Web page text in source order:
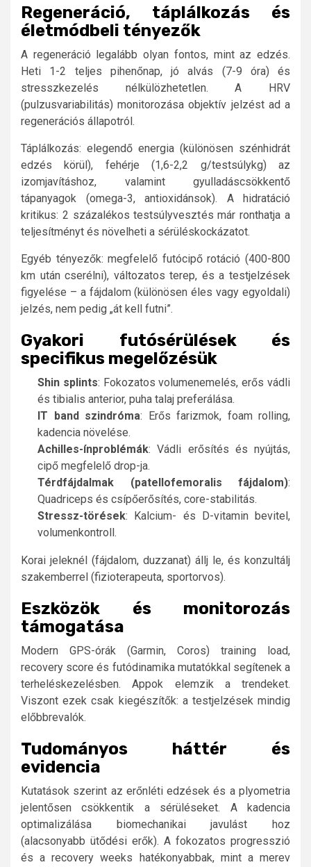
Regeneráció, táplálkozás és
életmódbeli tényezők
A regeneráció legalább olyan fontos, mint az edzés.
Heti 1-2 teljes pihenőnap, jó alvás (7-9 óra) és
stresszkezelés nélkülözhetetlen. A HRV
(pulzusvariabilitás) monitorozása objektív jelzést ad a
regenerációs állapotról.
Táplálkozás: elegendő energia (különösen szénhidrát
edzés körül), fehérje (1,6-2,2 g/testsúlykg) az
izomjavításhoz, valamint gyulladáscsökkentő
tápanyagok (omega-3, antioxidánsok). A hidratáció
kritikus: 2 százalékos testsúlyvesztés már ronthatja a
teljesítményt és növelheti a sérüléskockázatot.
Egyéb tényezők: megfelelő futócipő rotáció (400-800
km után cserélni), változatos terep, és a testjelzések
figyelése – a fájdalom (különösen éles vagy egyoldali)
jelzés, nem pedig „át kell futni”.
Gyakori futósérülések és
specifikus megelőzésük
Shin splints: Fokozatos volumenemelés, erős vádli
és tibialis anterior, puha talaj preferálása.
IT band szindróma: Erős farizmok, foam rolling,
kadencia növelése.
Achilles-ínproblémák: Vádli erősítés és nyújtás,
cipő megfelelő drop-ja.
Térdfájdalmak (patellofemoralis fájdalom):
Quadriceps és csípőerősítés, core-stabilitás.
Stressz-törések: Kalcium- és D-vitamin bevitel,
volumenkontroll.
Korai jeleknél (fájdalom, duzzanat) állj le, és konzultálj
szakemberrel (fizioterapeuta, sportorvos).
Eszközök és monitorozás
támogatása
Modern GPS-órák (Garmin, Coros) training load,
recovery score és futódinamika mutatókkal segítenek a
terheléskezelésben. Appok elemzik a trendeket.
Viszont ezek csak kiegészítők: a testjelzések mindig
előbbrevalók.
Tudományos háttér és
evidencia
Kutatások szerint az erőnléti edzések és a plyometria
jelentősen csökkentik a sérüléseket. A kadencia
optimalizálása biomechanikai javulást hoz
(alacsonyabb ütődési erők). A fokozatos progresszió
és a recovery weeks hatékonyabbak, mint a merev